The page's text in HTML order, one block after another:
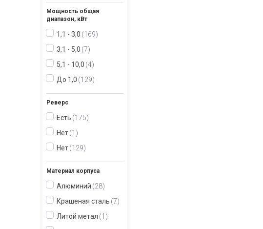
Мощность общая
диапазон, кВт
1,1 - 3,0 169
3,1 - 5,0 7
5,1 - 10,0 4
До 1,0 129
Реверс
Есть 175
Нет 1
Нет 129
Материал корпуса
Алюминий 28
Крашеная сталь 7
Литой метал 1